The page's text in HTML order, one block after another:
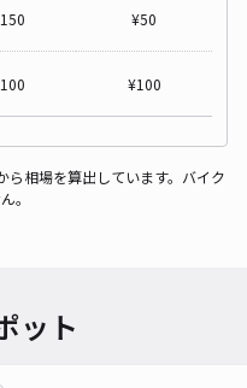
150 ¥50
100 ¥100
相場を算出しています。バイク
。
ット